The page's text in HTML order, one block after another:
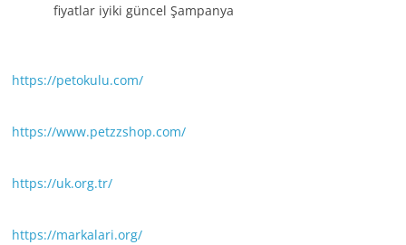
fiyatlar iyiki güncel Şampanya
https://petokulu.com/
https://www.petzzshop.com/
https://uk.org.tr/
https://markalari.org/